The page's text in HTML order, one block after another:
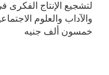
لتشجيع الإنتاج الفكرى
والآداب والعلوم
خمسون ألف جنيه